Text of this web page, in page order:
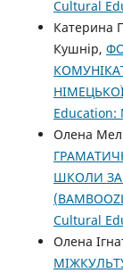
Cultural
Катерина
Кушнір,
Education:
Олена
ШКОЛИ ЗА
Cultural
Олена